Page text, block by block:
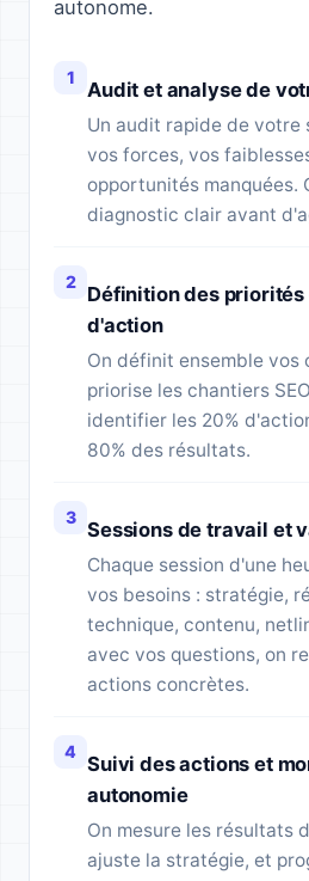
autonome.
Audit et analyse de
Un audit rapide de
vos forces, vos
opportunités manquées.
diagnostic clair avant
Définition des priorités
d'action
On définit ensemble vos
priorise les chantiers
identifier les 20%
80% des résultats.
Sessions de travail et
Chaque session d'une
vos besoins : stratégie,
technique, contenu,
avec vos questions, on
actions concrètes.
Suivi des actions et
autonomie
On mesure les résultats
ajuste la stratégie, et